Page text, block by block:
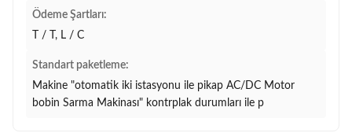
Ödeme Şartları:
T / T, L / C
Standart paketleme:
Makine "otomatik iki istasyonu ile pikap AC/DC Motor
bobin Sarma Makinası" kontrplak durumları ile p